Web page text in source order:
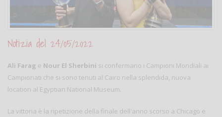
Notizia del 24/05/2022
Ali Farag e Nour El Sherbini si confermano i Campioni Mondiali ai
Campionati che si sono tenuti al Cairo nella splendida, nuova
location al Egyptian National Museum.
La vittoria è la ripetizione della finale dell'anno scorso a Chicago e